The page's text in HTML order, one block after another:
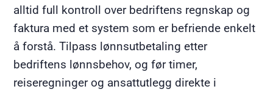
alltid full kontroll over bedriftens regnskap og
faktura med et system som er befriende enkelt
å forstå. Tilpass lønnsutbetaling etter
bedriftens lønnsbehov, og før timer,
reiseregninger og ansattutlegg direkte i